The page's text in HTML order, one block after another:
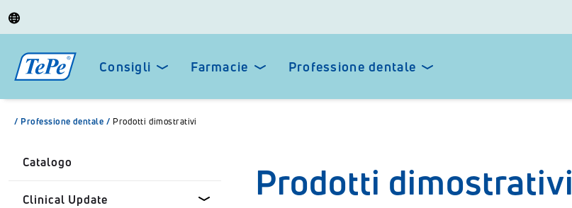
Consigli Farmacie Professione dentale
/ Professione dentale / Prodotti dimostrativi
Catalogo
Clinical Update Prodotti dimostrativi